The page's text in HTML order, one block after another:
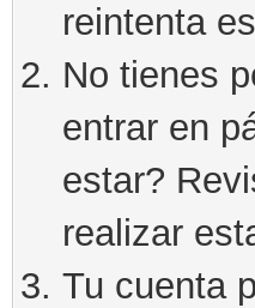
reintenta
No tienes
entrar en
estar?
realizar
Tu cuenta